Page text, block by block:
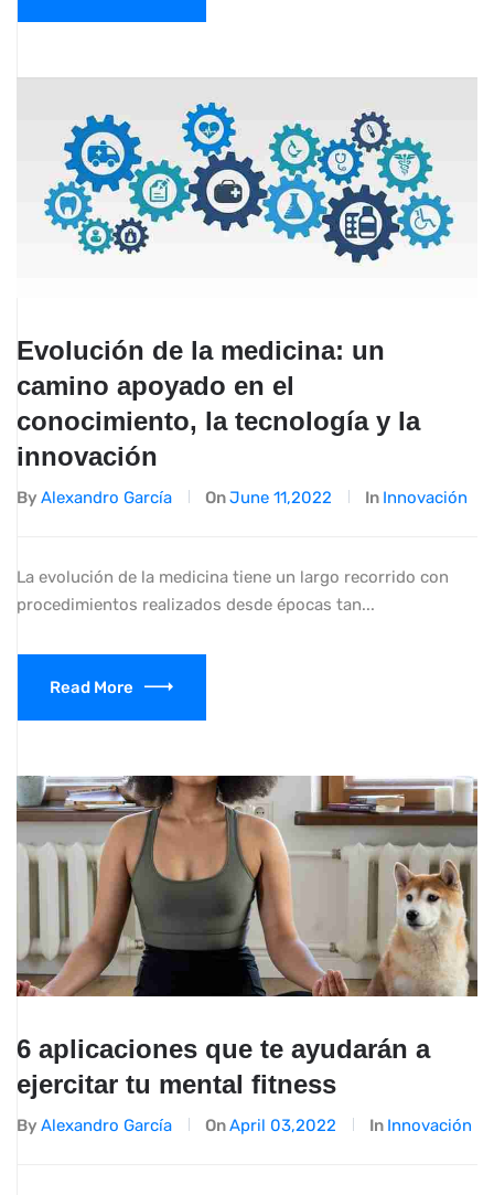
Evolución de la medicina: un
camino apoyado en el
conocimiento, la tecnología y la
innovación
By Alexandro García OnJune 11,2022 In Innovación
La evolución de la medicina tiene un largo recorrido con
procedimientos realizados desde épocas tan...
Read More
6 aplicaciones que te ayudarán a
ejercitar tu mental fitness
By Alexandro García OnApril 03,2022 In Innovación